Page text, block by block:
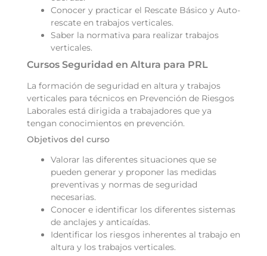
Conocer y practicar el Rescate Básico y Auto-
rescate en trabajos verticales.
Saber la normativa para realizar trabajos
verticales.
Cursos Seguridad en Altura para PRL
La formación de seguridad en altura y trabajos
verticales para técnicos en Prevención de Riesgos
Laborales está dirigida a trabajadores que ya
tengan conocimientos en prevención.
Objetivos del curso
Valorar las diferentes situaciones que se
pueden generar y proponer las medidas
preventivas y normas de seguridad
necesarias.
Conocer e identificar los diferentes sistemas
de anclajes y anticaídas.
Identificar los riesgos inherentes al trabajo en
altura y los trabajos verticales.